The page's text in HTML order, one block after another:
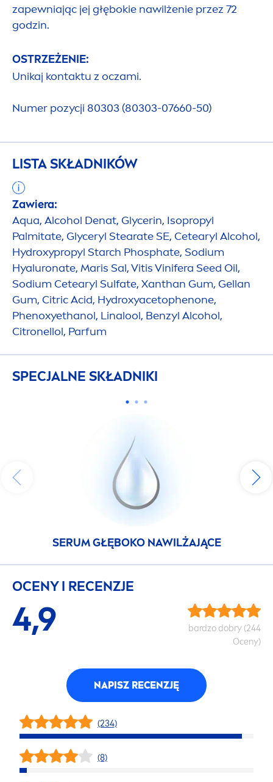
zapewniając jej głębokie nawilżenie przez 72
godzin.
OSTRZEŻENIE:
Unikaj kontaktu z oczami.
Numer pozycji 80303 (80303-07660-50)
LISTA SKŁADNIKÓW
Zawiera:
Aqua, Alcohol Denat, Glycerin, Isopropyl
Palmitate, Glyceryl Stearate SE, Cetearyl Alcohol,
Hydroxypropyl Starch Phosphate, Sodium
Hyaluronate, Maris Sal, Vitis Vinifera Seed Oil,
Sodium Cetearyl Sulfate, Xanthan Gum, Gellan
Gum, Citric Acid, Hydroxyacetophenone,
Phenoxyethanol, Linalool, Benzyl Alcohol,
Citronellol, Parfum
SPECJALNE SKŁADNIKI
SERUM GŁĘBOKO NAWILŻAJĄCE
OCENY I RECENZJE
4,9
bardzo dobry (244
Oceny)
NAPISZ RECENZJĘ
(234)
(8)